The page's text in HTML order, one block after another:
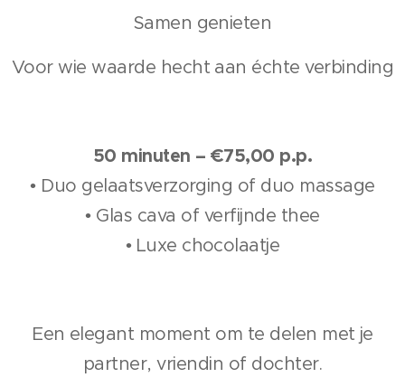
Samen genieten
Voor wie waarde hecht aan échte verbinding
50 minuten – €75,00 p.p.
• Duo gelaatsverzorging of duo massage
• Glas cava of verfijnde thee
• Luxe chocolaatje
Een elegant moment om te delen met je
partner, vriendin of dochter.